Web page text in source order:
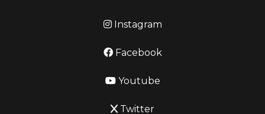
Instagram
Facebook
Youtube
Twitter